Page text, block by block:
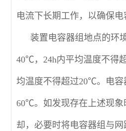
电流下长期工作，以确保电
装置电容器组地点的环
40℃，24h内平均温度不得
均温度不得超过20℃。电容
60℃。如发现存在上述现象
却，必要时将电容器组与网